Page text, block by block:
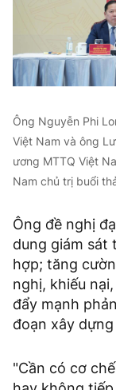
Ông Nguyễn Phi
Việt Nam và ông
ương MTTQ Việt
Nam chủ trị buổi
Ông đề nghị
dung giám sát
hợp; tăng
nghị, khiếu
đẩy mạnh
đoạn xây
"Cần có cơ